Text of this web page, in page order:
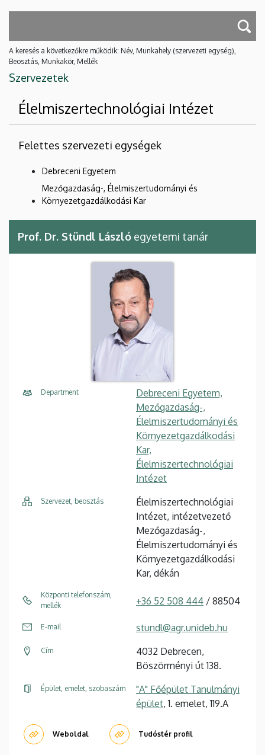
A keresés a következőkre működik: Név, Munkahely (szervezeti egység),
Beosztás, Munkakör, Mellék
Szervezetek
Élelmiszertechnológiai Intézet
Felettes szervezeti egységek
Debreceni Egyetem
Mezőgazdaság-, Élelmiszertudományi és
Környezetgazdálkodási Kar
Prof. Dr. Stündl László egyetemi tanár
Department
Debreceni Egyetem,
Mezőgazdaság-,
Élelmiszertudományi és
Környezetgazdálkodási
Kar,
Élelmiszertechnológiai
Intézet
Szervezet, beosztás
Élelmiszertechnológiai
Intézet, intézetvezető
Mezőgazdaság-,
Élelmiszertudományi és
Környezetgazdálkodási
Kar, dékán
Központi telefonszám,
mellék
+36 52 508 444 / 88504
E-mail stundl@agr.unideb.hu
Cím
4032 Debrecen,
Böszörményi út 138.
Épület, emelet, szobaszám
"A" Főépület Tanulmányi
épület, 1. emelet, 119.A
Weboldal Tudóstér profil